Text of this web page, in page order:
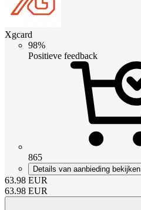
Xgcard
98%
Positieve feedback
865
Details van aanbieding bekijken
63.98 EUR
63.98 EUR